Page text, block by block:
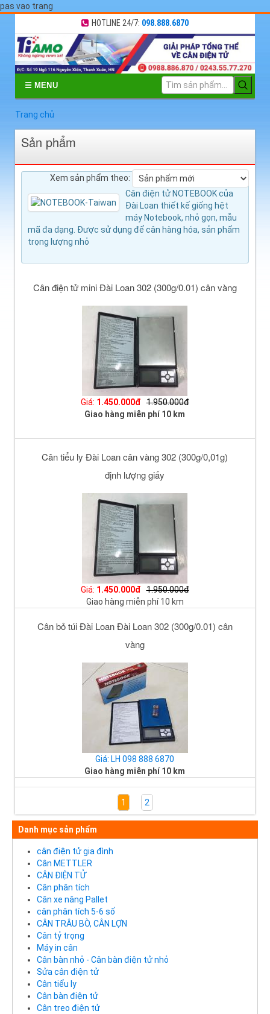
pas vao trang
HOTLINE 24/7: 098.888.6870
☰ MENU
Trang chủ
Sản phẩm
Xem sản phẩm theo:
Cân điện tử NOTEBOOK của
Đài Loan thiết kế giống hệt
máy Notebook, nhỏ gọn, mẫu
mã đa dạng. Được sử dụng để cân hàng hóa, sản phẩm
trọng lượng nhỏ
Cân điện tử mini Đài Loan 302 (300g/0.01) cân vàng
Giá: 1.450.000đ 1.950.000đ
Giao hàng miễn phí 10 km
Cân tiểu ly Đài Loan cân vàng 302 (300g/0,01g)
định lượng giấy
Giá: 1.450.000đ 1.950.000đ
Giao hàng miễn phí 10 km
Cân bỏ túi Đài Loan Đài Loan 302 (300g/0.01) cân
vàng
Giá: LH 098 888 6870
Giao hàng miễn phí 10 km
1 2
Danh mục sản phẩm
cân điện tử gia đình
Cân METTLER
CÂN ĐIỆN TỬ
Cân phân tích
Cân xe nâng Pallet
cân phân tích 5-6 số
CÂN TRÂU BÒ, CÂN LỢN
Cân tỷ trọng
Máy in cân
Cân bàn nhỏ - Cân bàn điện tử nhỏ
Sửa cân điện tử
Cân tiểu ly
Cân bàn điện tử
Cân treo điện tử